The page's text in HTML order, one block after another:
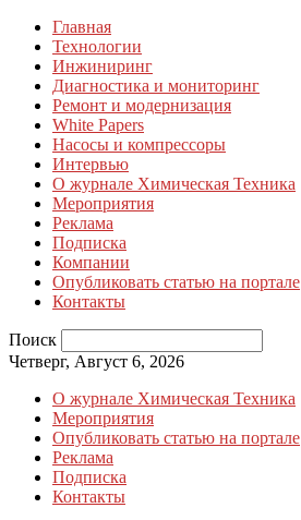
Главная
Технологии
Инжиниринг
Диагностика и мониторинг
Ремонт и модернизация
White Papers
Насосы и компрессоры
Интервью
О журнале Химическая Техника
Мероприятия
Реклама
Подписка
Компании
Опубликовать статью на портале
Контакты
Поиск
Четверг, Август 6, 2026
О журнале Химическая Техника
Мероприятия
Опубликовать статью на портале
Реклама
Подписка
Контакты